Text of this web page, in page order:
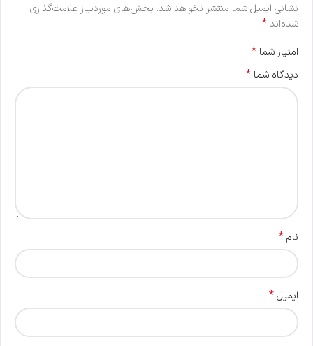
نشانی ایمیل شما منتشر نخواهد شد. بخش‌های موردنیاز علامت‌گذاری
شده‌اند*
امتیاز شما *
دیدگاه شما *
نام*
ایمیل*